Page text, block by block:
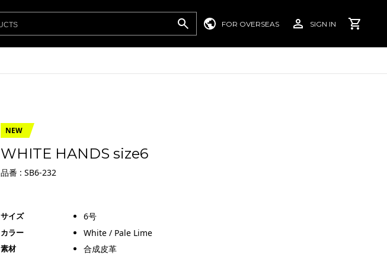
FOR OVERSEAS SIGN IN
NEW
WHITE HANDS size6
品番 : SB6-232
サイズ 6号
カラー White / Pale Lime
素材 合成皮革